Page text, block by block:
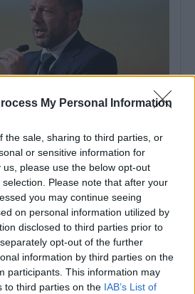
My Personal Information
the sale, sharing to third parties, or
or sensitive information for
please use the below opt-out
Please note that after your
you may continue seeing
on personal information utilized by
disclosed to third parties prior to
opt-out of the further
information by third parties on the
participants. This information may
to third parties on the IAB’s List of
quer transformar cinco concelhos
gestão de resíduos
do Alentejo Central (AMCAL) quer
de Alvito,...